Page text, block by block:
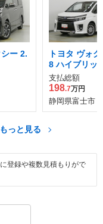
ー 2.
トヨタ ヴォ
8 ハイブリッ
II
支払総額
198.7万円
静岡県富士市
っと見る
登録や複数見積もりがで